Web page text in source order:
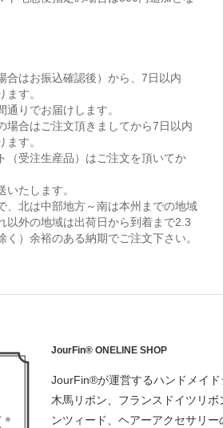
はお振込確認後）から、7日以内
ます。
りでお届けします。
合はご注文頂きましてから7日以内
ます。
受注生産品）はご注文を頂いてか
いたします。
北は中部地方～南は本州までの地域
以外の地域は出荷日から到着まで2.3
く）余裕のある納期でご注文下さい。
JourFin® ONELINE SHOP
JourFin®が運営するハンドメイ
木馬リボン、フランスドイツリボ
ンツィード、ヘアーアクセサリー